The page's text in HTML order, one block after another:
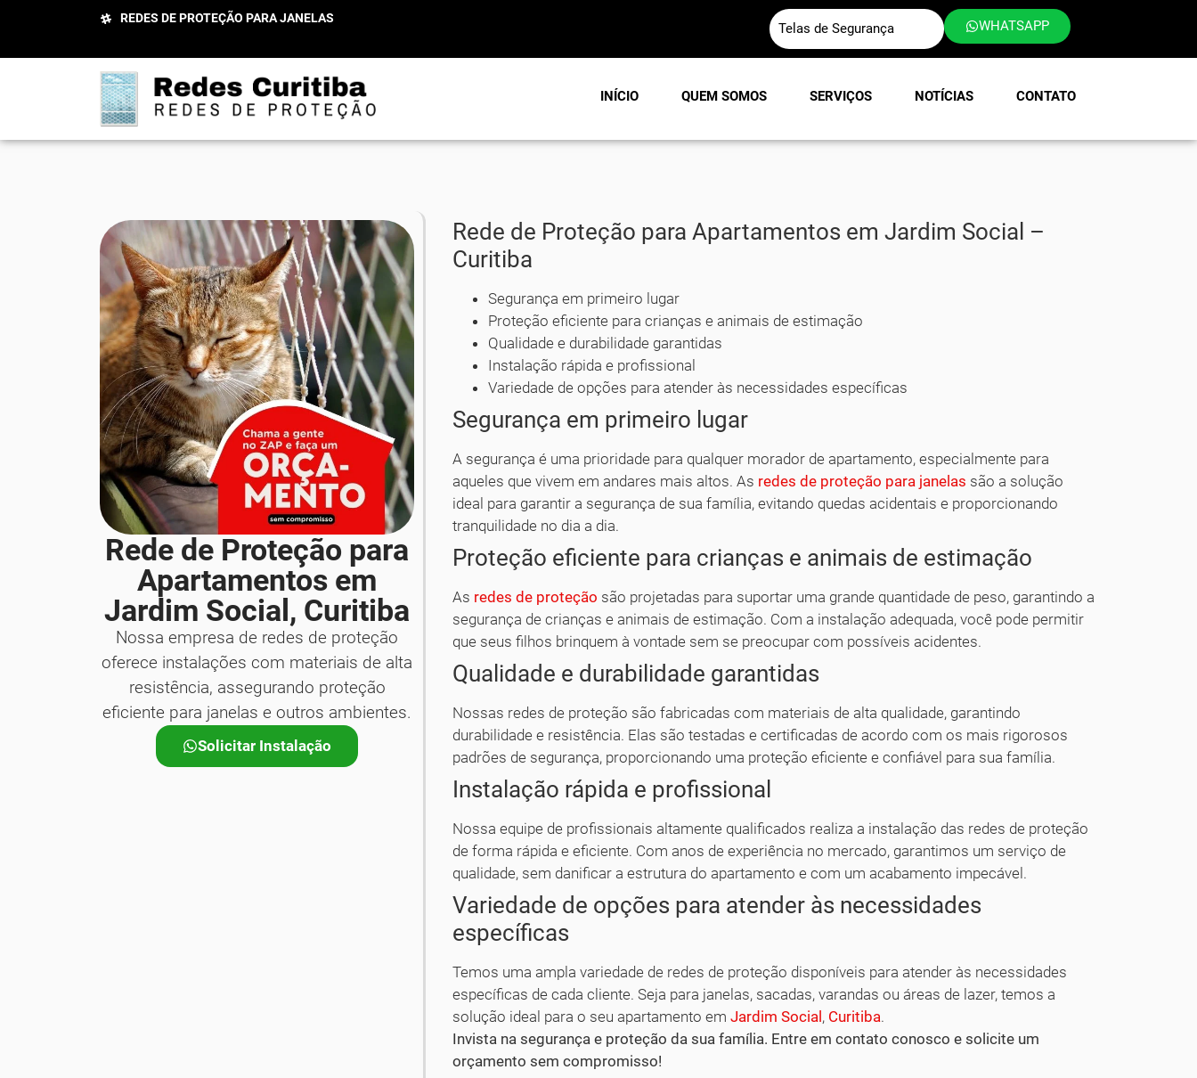
REDES DE PROTEÇÃO PARA JANELAS
Telas de Segurança WHATSAPP
INÍCIO QUEM SOMOS SERVIÇOS NOTÍCIAS CONTATO
Rede de Proteção para
Apartamentos em
Jardim Social, Curitiba
Nossa empresa de redes de proteção
oferece instalações com materiais de alta
resistência, assegurando proteção
eficiente para janelas e outros ambientes.
Solicitar Instalação
Rede de Proteção para Apartamentos em Jardim Social –
Curitiba
Segurança em primeiro lugar
Proteção eficiente para crianças e animais de estimação
Qualidade e durabilidade garantidas
Instalação rápida e profissional
Variedade de opções para atender às necessidades específicas
Segurança em primeiro lugar
A segurança é uma prioridade para qualquer morador de apartamento, especialmente para
aqueles que vivem em andares mais altos. As redes de proteção para janelas são a solução
ideal para garantir a segurança de sua família, evitando quedas acidentais e proporcionando
tranquilidade no dia a dia.
Proteção eficiente para crianças e animais de estimação
As redes de proteção são projetadas para suportar uma grande quantidade de peso, garantindo a
segurança de crianças e animais de estimação. Com a instalação adequada, você pode permitir
que seus filhos brinquem à vontade sem se preocupar com possíveis acidentes.
Qualidade e durabilidade garantidas
Nossas redes de proteção são fabricadas com materiais de alta qualidade, garantindo
durabilidade e resistência. Elas são testadas e certificadas de acordo com os mais rigorosos
padrões de segurança, proporcionando uma proteção eficiente e confiável para sua família.
Instalação rápida e profissional
Nossa equipe de profissionais altamente qualificados realiza a instalação das redes de proteção
de forma rápida e eficiente. Com anos de experiência no mercado, garantimos um serviço de
qualidade, sem danificar a estrutura do apartamento e com um acabamento impecável.
Variedade de opções para atender às necessidades
específicas
Temos uma ampla variedade de redes de proteção disponíveis para atender às necessidades
específicas de cada cliente. Seja para janelas, sacadas, varandas ou áreas de lazer, temos a
solução ideal para o seu apartamento emJardim Social, Curitiba.
Invista na segurança e proteção da sua família. Entre em contato conosco e solicite um
orçamento sem compromisso!